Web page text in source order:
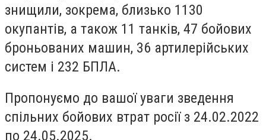
знищили, зокрема, близько 1130
окупантів, а також 11 танків, 47 бойових
броньованих машин, 36 артилерійських
систем і 232 БПЛА.
Пропонуємо до вашої уваги зведення
спільних бойових втрат росії з 24.02.2022
по 24.05.2025.